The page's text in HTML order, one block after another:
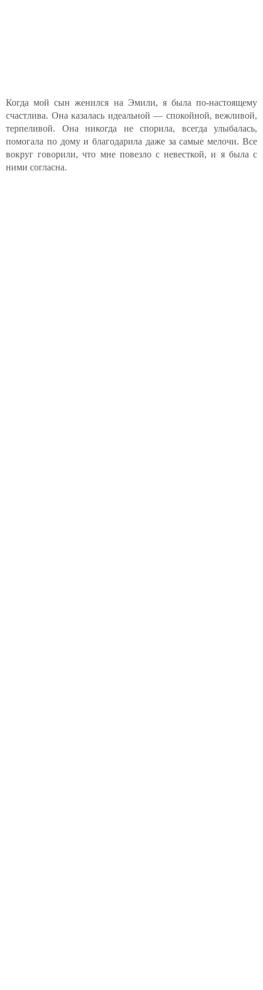
Когда мой сын женился на Эмили, я была по-настоящему
счастлива. Она казалась идеальной — спокойной, вежливой,
терпеливой. Она никогда не спорила, всегда улыбалась,
помогала по дому и благодарила даже за самые мелочи. Все
вокруг говорили, что мне повезло с невесткой, и я была с
ними согласна.